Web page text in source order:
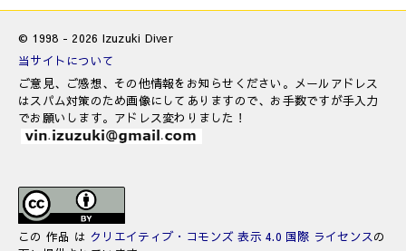
© 1998 - 2026 Izuzuki Diver
当サイトについて
ご意見、ご感想、その他情報をお知らせください。メールアドレス
はスパム対策のため画像にしてありますので、お手数ですが手入力
でお願いします。アドレス変わりました！
この 作品 は クリエイティブ・コモンズ 表示 4.0 国際 ライセンスの